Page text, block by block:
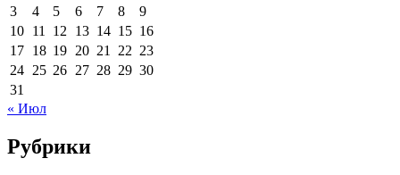
3
4 5 6 7 8
9
10 11 12 13 14 15 16
17 18 19 20 21 22 23
24 25 26 27 28 29 30
31
« Июл
Рубрики